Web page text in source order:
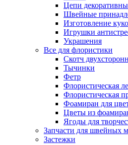
Цепи
Швейные
Изготовление
Игрушки
Украшения
Все для флористики
Скотч
Тычинки
Фетр
Флористическая
Флористическая
Фоамиран для
Цветы из
Ягоды для
Запчасти для швейных
Застежки